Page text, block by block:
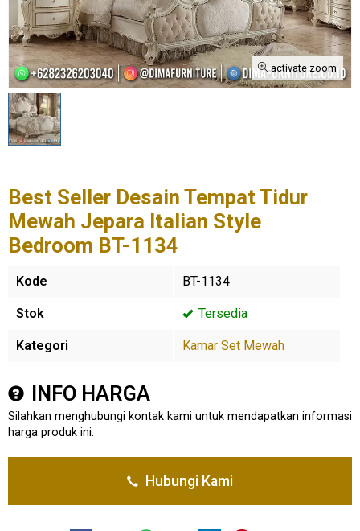
activate zoom
Best Seller Desain Tempat Tidur
Mewah Jepara Italian Style
Bedroom BT-1134
Kode BT-1134
Stok Tersedia
Kategori Kamar Set Mewah
INFO HARGA
Silahkan menghubungi kontak kami untuk mendapatkan informasi
harga produk ini.
Hubungi Kami